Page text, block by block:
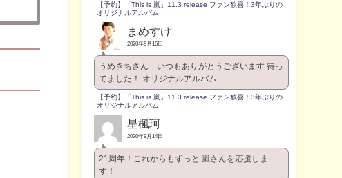
【予約】「This is 嵐」11.3 release ファン歓喜！3年ぶりの
オリジナルアルバム
まめすけ
2020年9月16日
うめきちさん いつもありがとうございます 待っ
てました！ オリジナルアルバム…
【予約】「This is 嵐」11.3 release ファン歓喜！3年ぶりの
オリジナルアルバム
星楓珂
2020年9月14日
21周年！これからもずっと 嵐さんを応援しま
す！